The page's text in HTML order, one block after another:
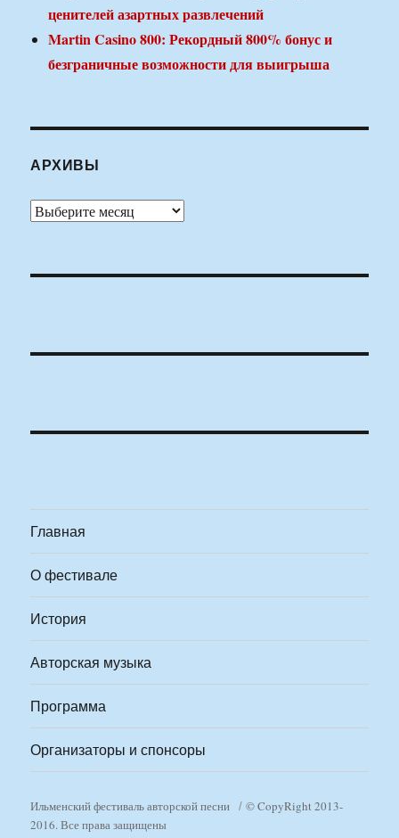
ценителей азартных развлечений
Martin Casino 800: Рекордный 800% бонус и
безграничные возможности для выигрыша
АРХИВЫ
Архивы
Главная
О фестивале
История
Авторская музыка
Программа
Организаторы и спонсоры
Ильменский фестиваль авторской песни
© CopyRight 2013-
2016. Все права защищены